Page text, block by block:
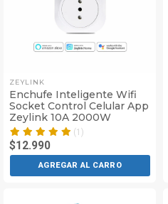
ZEYLINK
Enchufe Inteligente Wifi
Socket Control Celular App
Zeylink 10A 2000W
(1)
$12.990
AGREGAR AL CARRO